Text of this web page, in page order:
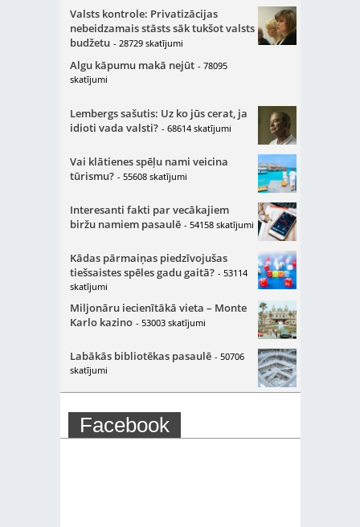
Valsts kontrole: Privatizācijas
nebeidzamais stāsts sāk tukšot valsts
budžetu - 28729 skatījumi
Algu kāpumu makā nejūt - 78095
skatījumi
Lembergs sašutis: Uz ko jūs cerat, ja
idioti vada valsti? - 68614 skatījumi
Vai klātienes spēļu nami veicina
tūrismu? - 55608 skatījumi
Interesanti fakti par vecākajiem
biržu namiem pasaulē - 54158 skatījumi
Kādas pārmaiņas piedzīvojušas
tiešsaistes spēles gadu gaitā? - 53114
skatījumi
Miljonāru iecienītākā vieta – Monte
Karlo kazino - 53003 skatījumi
Labākās bibliotēkas pasaulē - 50706
skatījumi
Facebook